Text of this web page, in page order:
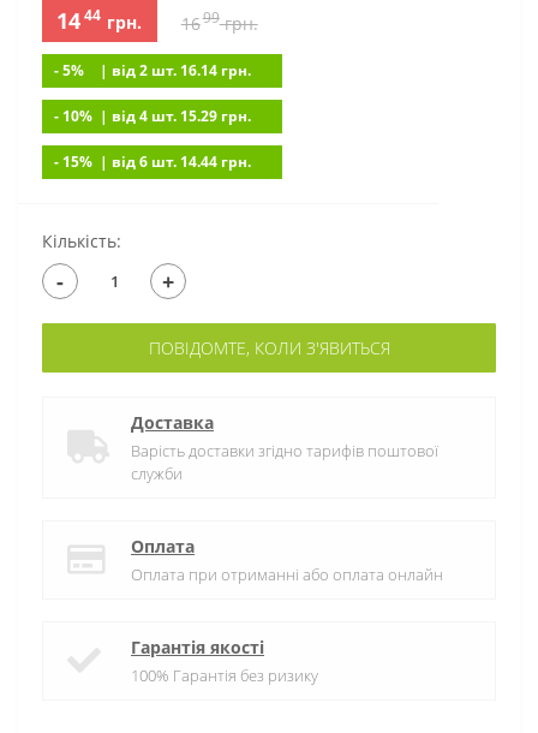
1444 грн. 1699грн.
- 5% | вiд 2 шт. 16.14 грн.
- 10% | вiд 4 шт. 15.29 грн.
- 15% | вiд 6 шт. 14.44 грн.
Кількість:
- +
ПОВІДОМТЕ, КОЛИ З'ЯВИТЬСЯ
Доставка
Варість доставки згідно тарифів поштової
служби
Оплата
Оплата при отриманні або оплата онлайн
Гарантія якості
100% Гарантія без ризику